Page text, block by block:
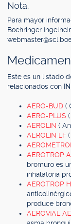
Nota.
Para mayor
Boehringer
Este es un listado
relacionados con
AERO-BUD (
AERO-PLUS
AEROLIN (
AEROLIN LF
AEROTROP
bromuro es
inhalatoria
AEROTROP
produce
AEROVIAL